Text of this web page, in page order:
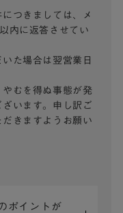
つきましては、メ
内に返答させてい
た場合は翌営業日
むを得ぬ事態が発
います。申し訳ご
きますようお願い
ポイントが